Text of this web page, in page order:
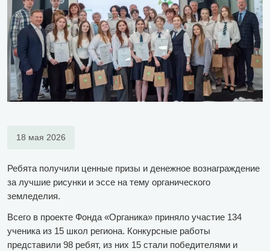
18 мая 2026
Ребята получили ценные призы и денежное вознаграждение
за лучшие рисунки и эссе на тему органического
земледелия.
Всего в проекте Фонда «Органика» приняло участие 134
ученика из 15 школ региона. Конкурсные работы
представили 98 ребят, из них 15 стали победителями и